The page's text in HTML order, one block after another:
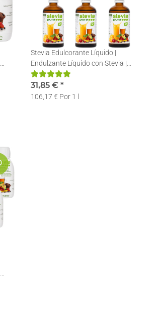
Stevia Edulcorante Líquido |
Endulzante Líquido con Stevia |
Stevia en gotas | 6x50ml
31,85 € *
106,17 € Por 1 l